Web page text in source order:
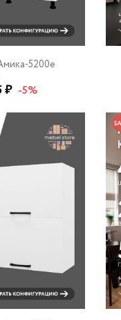
5200e
₽ -5%